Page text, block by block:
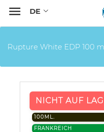

Rupture White EDP 100
NICHT AUF
100ML.
FRANKREICH